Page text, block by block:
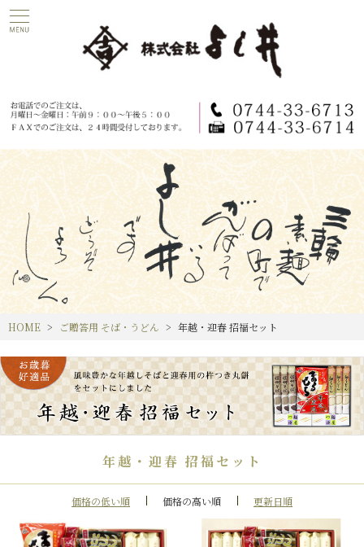
HOME ご贈答用 そば・うどん 年越・迎春 招福セット
年越・迎春 招福セット
価格の低い順 価格の高い順 更新日順